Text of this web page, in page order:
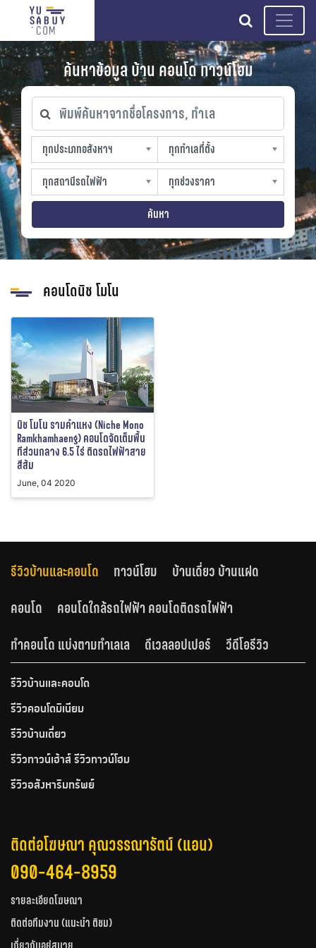
search
ค้นหาข้อมูล บ้าน คอนโด ทาวน์โฮม
พิมพ์ค้นหาจากชื่อโครงการ, ทำเล
ทุกประเภทอสังหาฯ
ทุกประเภทอสังหาฯ
sproperty
ทุกทำเลที่ตั้ง
ทุกทำเลที่ตั้ง
slocation
ทุกสถานีรถไฟฟ้า
ทุกสถานีรถไฟฟ้า
strain-station
ทุกช่วงราคา
ทุกช่วงราคา
sprice
ค้นหา
คอนโดนิช โมโน
นิช โมโน รามคําแหง (Niche Mono
Ramkhamhaeng) คอนโดจัดเต็มพื้น
ทีส่วนกลาง 6.5 ไร่ ติดรถไฟฟ้าสาย
สีส้ม
June, 04 2020
รีวิวบ้านและคอนโด ทาวน์โฮม
บ้านเดี่ยว บ้านแฝด
คอนโด
คอนโดใกล้รถไฟฟ้า คอนโดติดรถไฟฟ้า
ทำคอนโด แบ่งตามทำเลเล
ดีเวลลอปเปอร์ วีดีโอรีวิว
รีวิวบ้านและคอนโด
รีวิวคอนโดมิเนียม
รีวิวบ้านเดี่ยว
รีวิวทาวน์เฮ้าส์ รีวิวทาวน์โฮม
รีวิวอสังหาริมทรัพย์
ติดต่อโฆษณา คุณวรรณารัตน์ (แอน)
090-464-8959
รายละเอียดโฆษณา
ติดต่อทีมงาน (แนะนำ ติชม)